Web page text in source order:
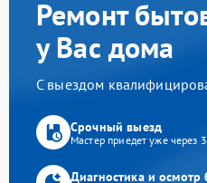
Ремонт
у Вас дома
С выездом
Срочный выезд
Мастер приедет уже через
Диагностика и осмотр